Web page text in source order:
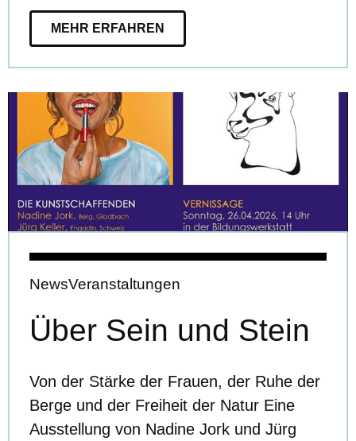
MEHR ERFAHREN
NewsVeranstaltungen
Über Sein und Stein
Von der Stärke der Frauen, der Ruhe der
Berge und der Freiheit der Natur Eine
Ausstellung von Nadine Jork und Jürg